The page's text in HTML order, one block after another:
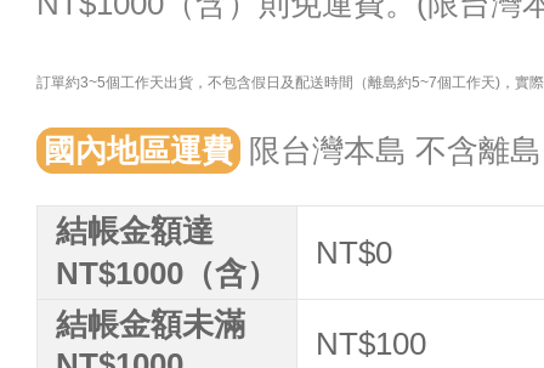
訂單約3~5個工作天出貨，不包含假日及配送時間（離島約5~7個工作天)，實
國內地區運費 限台灣本島 不含離島
結帳金額達
NT$1000（含）
NT$0
結帳金額未滿
NT$100